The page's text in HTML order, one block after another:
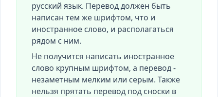
русский язык. Перевод должен быть
написан тем же шрифтом, что и
иностранное слово, и располагаться
рядом с ним.
Не получится написать иностранное
слово крупным шрифтом, а перевод -
незаметным мелким или серым. Также
нельзя прятать перевод под сноски в